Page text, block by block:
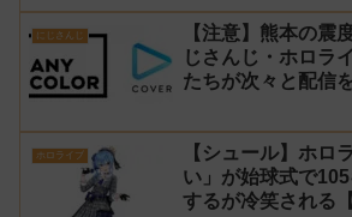
にじさんじ
【注意】熊本の震
じさんじ・ホロラ
たちが次々と配信
ホロライブ
【シュール】ホロ
い」が始球式で
するが冷笑される